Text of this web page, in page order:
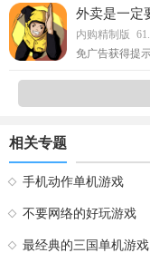
外卖是一定
内购精制版
免广告获得提
相关专题
手机动作单机游戏
不要网络的好玩游戏
最经典的三国单机游戏